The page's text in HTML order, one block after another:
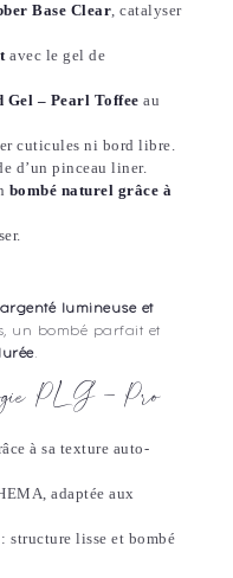
Base Clear, catalyser
avec le gel de
– Pearl Toffee au
cuticules ni bord libre.
d’un pinceau liner.
bombé naturel grâce à
lumineuse et
un bombé parfait et
.
PLG – Pro
à sa texture auto-
adaptée aux
structure lisse et bombé